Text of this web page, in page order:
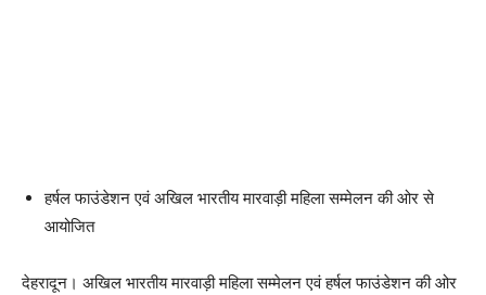
हर्षल फाउंडेशन एवं अखिल भारतीय मारवाड़ी महिला सम्मेलन की ओर से
आयोजित
देहरादून। अखिल भारतीय मारवाड़ी महिला सम्मेलन एवं हर्षल फाउंडेशन की ओर